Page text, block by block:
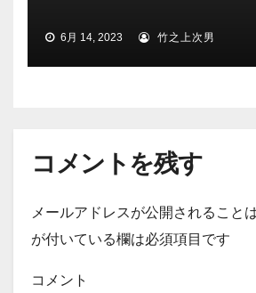
6月 14, 2023 竹之上次男
コメントを残す
メールアドレスが公開されること
が付いている欄は必須項目です
コメント